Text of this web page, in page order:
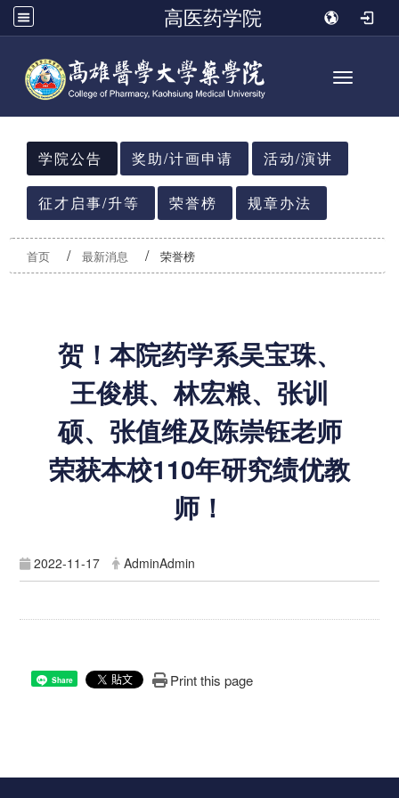
高医药学院
Toggle
:::
学院公告
奖助/计画申请 活动/演讲
征才启事/升等 荣誉榜 规章办法
首页 最新消息 荣誉榜
贺！本院药学系吴宝珠、
王俊棋、林宏粮、张训
硕、张值维及陈崇钰老师
荣获本校110年研究绩优教
师！
2022-11-17 AdminAdmin
Share Print this page